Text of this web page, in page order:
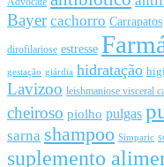
Bayer cachorro Carrapatos
dirofilariose estresse
gestação giárdia hidratação
Lavizoo leishmaniose visceral
cheiroso piolho pulgas
sarna shampoo Simparic
suplemento